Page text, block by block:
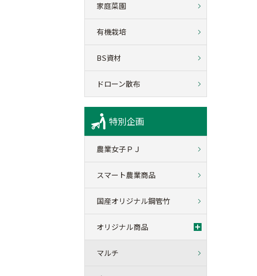
家庭菜園
有機栽培
BS資材
ドローン散布
特別企画
農業女子ＰＪ
スマート農業商品
国産オリジナル鋼管竹
オリジナル商品
マルチ